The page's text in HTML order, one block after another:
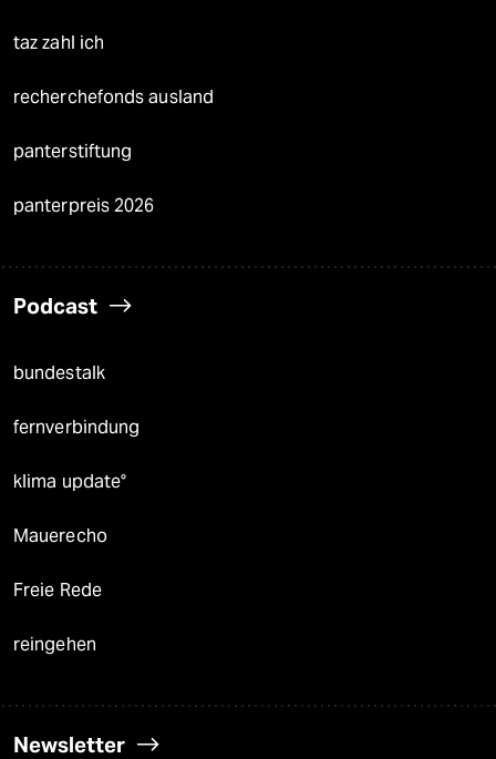
taz zahl ich
recherchefonds ausland
panterstiftung
panterpreis 2026
Podcast
bundestalk
fernverbindung
klima update°
Mauerecho
Freie Rede
reingehen
Newsletter